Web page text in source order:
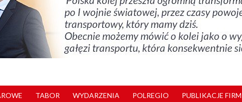
TABOR WYDARZENIA POLREGIO PUBLIKACJE FIRM